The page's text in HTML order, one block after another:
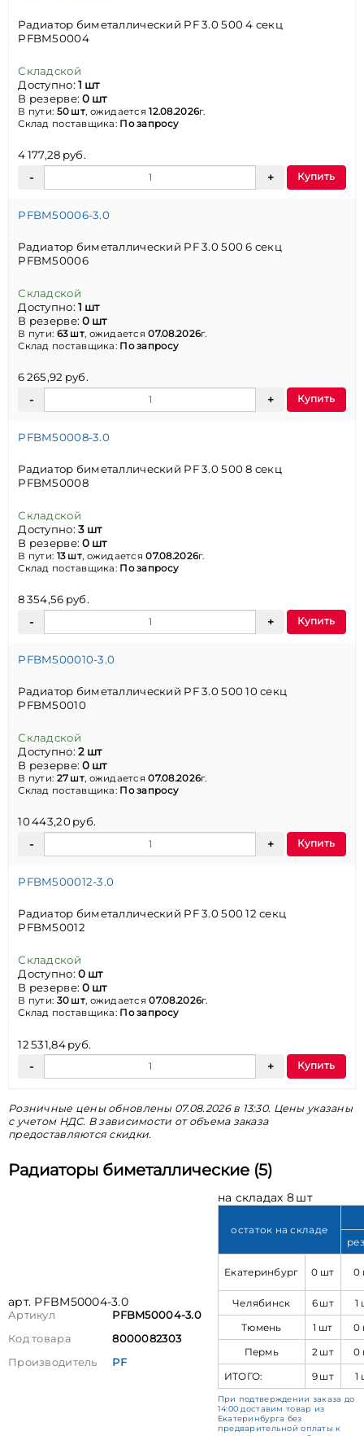
Радиатор биметаллический PF 3.0 500 4 секц
PFBM50004
Складской
Доступно:1 шт
В резерве:0 шт
В пути: 50 шт, ожидается12.08.2026г.
Склад поставщика: По запросу
4 177,28 руб.
Купить
PFBM50006-3.0
Радиатор биметаллический PF 3.0 500 6 секц
PFBM50006
Складской
Доступно:1 шт
В резерве:0 шт
В пути: 63 шт, ожидается07.08.2026г.
Склад поставщика: По запросу
6 265,92 руб.
Купить
PFBM50008-3.0
Радиатор биметаллический PF 3.0 500 8 секц
PFBM50008
Складской
Доступно:3 шт
В резерве:0 шт
В пути: 13 шт, ожидается07.08.2026г.
Склад поставщика: По запросу
8 354,56 руб.
Купить
PFBM500010-3.0
Радиатор биметаллический PF 3.0 500 10 секц
PFBM50010
Складской
Доступно:2 шт
В резерве:0 шт
В пути: 27 шт, ожидается07.08.2026г.
Склад поставщика: По запросу
10 443,20 руб.
Купить
PFBM500012-3.0
Радиатор биметаллический PF 3.0 500 12 секц
PFBM50012
Складской
Доступно:0 шт
В резерве:0 шт
В пути: 30 шт, ожидается07.08.2026г.
Склад поставщика: По запросу
12 531,84 руб.
Купить
Розничные цены обновлены 07.08.2026 в 13:30. Цены указаны
с учетом НДС. В зависимости от объема заказа
предоставляются скидки.
Радиаторы биметаллические (5)
арт. PFBM50004-3.0
Артикул
PFBM50004-3.0
Код товара
8000082303
Производитель
PF
на складах 8 шт
остаток на складе
Екатеринбург 0 шт 0
Челябинск 6 шт
1
Тюмень
1 шт
0
Пермь
2 шт
0
ИТОГО:
9 шт 1
При подтверждении заказа до
14:00 доставим товар из
Екатеринбурга без
предварительной оплаты к